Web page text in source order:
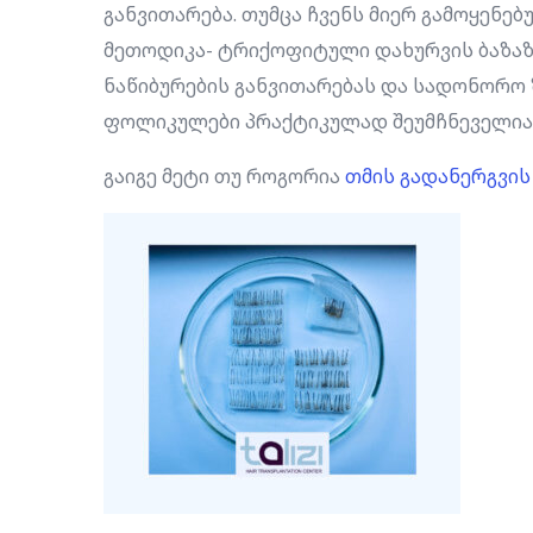
განვითარება. თუმცა ჩვენს მიერ
მეთოდიკა- ტრიქოფიტული დახურვის
ნაწიბურების განვითარებას და
ფოლიკულები პრაქტიკულად
გაიგე მეტი თუ როგორია თმის